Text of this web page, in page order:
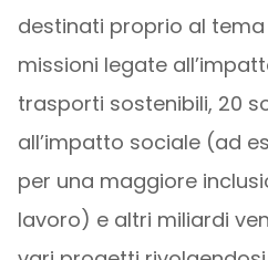
destinati proprio al
missioni legate
trasporti sostenibili, 20
all’impatto sociale (ad
per una maggiore
lavoro) e altri miliardi